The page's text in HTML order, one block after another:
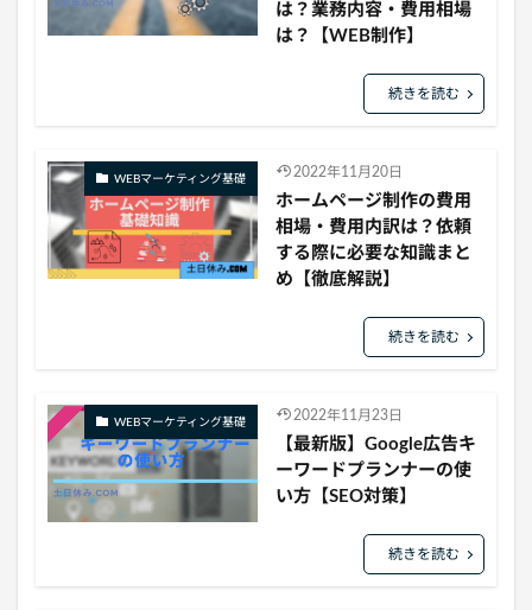
は？業務内容・費用相場
は？【WEB制作】
続きを読む
WEBマーケティング基礎 2022年11月20日
ホームページ制作の費用
相場・費用内訳は？依頼
する際に必要な知識まと
め【徹底解説】
続きを読む
WEBマーケティング基礎 2022年11月23日
【最新版】Google広告キ
ーワードプランナーの使
い方【SEO対策】
続きを読む